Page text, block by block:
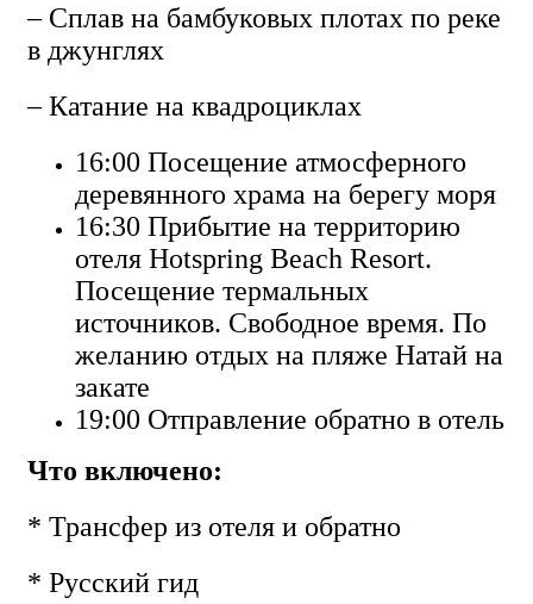
– Сплав на бамбуковых плотах по реке
в джунглях
– Катание на квадроциклах
16:00 Посещение атмосферного
деревянного храма на берегу моря
16:30 Прибытие на территорию
отеля Hotspring Beach Resort.
Посещение термальных
источников. Свободное время. По
желанию отдых на пляже Натай на
закате
19:00 Отправление обратно в отель
Что включено:
* Трансфер из отеля и обратно
* Русский гид